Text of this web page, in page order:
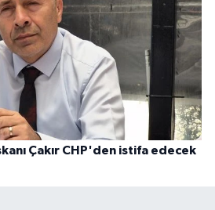
Çakır CHP'den istifa edecek